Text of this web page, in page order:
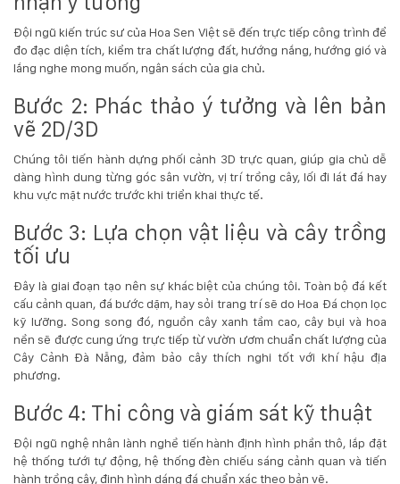
Đội ngũ kiến trúc sư củaHoa Sen Việtsẽ đến trực tiếp công trình để
đo đạc diện tích, kiểm tra chất lượng đất, hướng nắng, hướng gió và
lắng nghe mong muốn, ngân sách của gia chủ.
Bước 2: Phác thảo ý tưởng và lên bản
vẽ 2D/3D
Chúng tôi tiến hành dựng phối cảnh 3D trực quan, giúp gia chủ dễ
dàng hình dung từng góc sân vườn, vị trí trồng cây, lối đi lát đá hay
khu vực mặt nước trước khi triển khai thực tế.
Bước 3: Lựa chọn vật liệu và cây trồng
tối ưu
Đây là giai đoạn tạo nên sự khác biệt của chúng tôi. Toàn bộ đá kết
cấu cảnh quan, đá bước dặm, hay sỏi trang trí sẽ doHoa Đá chọn lọc
kỹ lưỡng. Song song đó, nguồn cây xanh tầm cao, cây bụi và hoa
nền sẽ được cung ứng trực tiếp từ vườn ươm chuẩn chất lượng của
Cây Cảnh Đà Nẵng, đảm bảo cây thích nghi tốt với khí hậu địa
phương.
Bước 4: Thi công và giám sát kỹ thuật
Đội ngũ nghệ nhân lành nghề tiến hành định hình phần thô, lắp đặt
hệ thống tưới tự động, hệ thống đèn chiếu sáng cảnh quan và tiến
hành trồng cây, định hình dáng đá chuẩn xác theo bản vẽ.